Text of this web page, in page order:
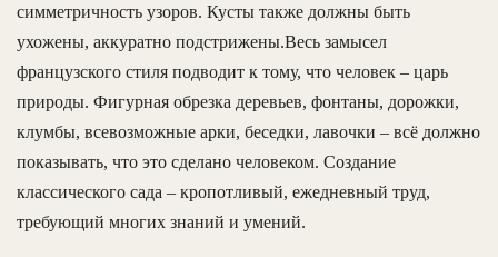
симметричность узоров. Кусты также должны быть
ухожены, аккуратно подстрижены.Весь замысел
французского стиля подводит к тому, что человек – царь
природы. Фигурная обрезка деревьев, фонтаны, дорожки,
клумбы, всевозможные арки, беседки, лавочки – всё должно
показывать, что это сделано человеком. Создание
классического сада – кропотливый, ежедневный труд,
требующий многих знаний и умений.